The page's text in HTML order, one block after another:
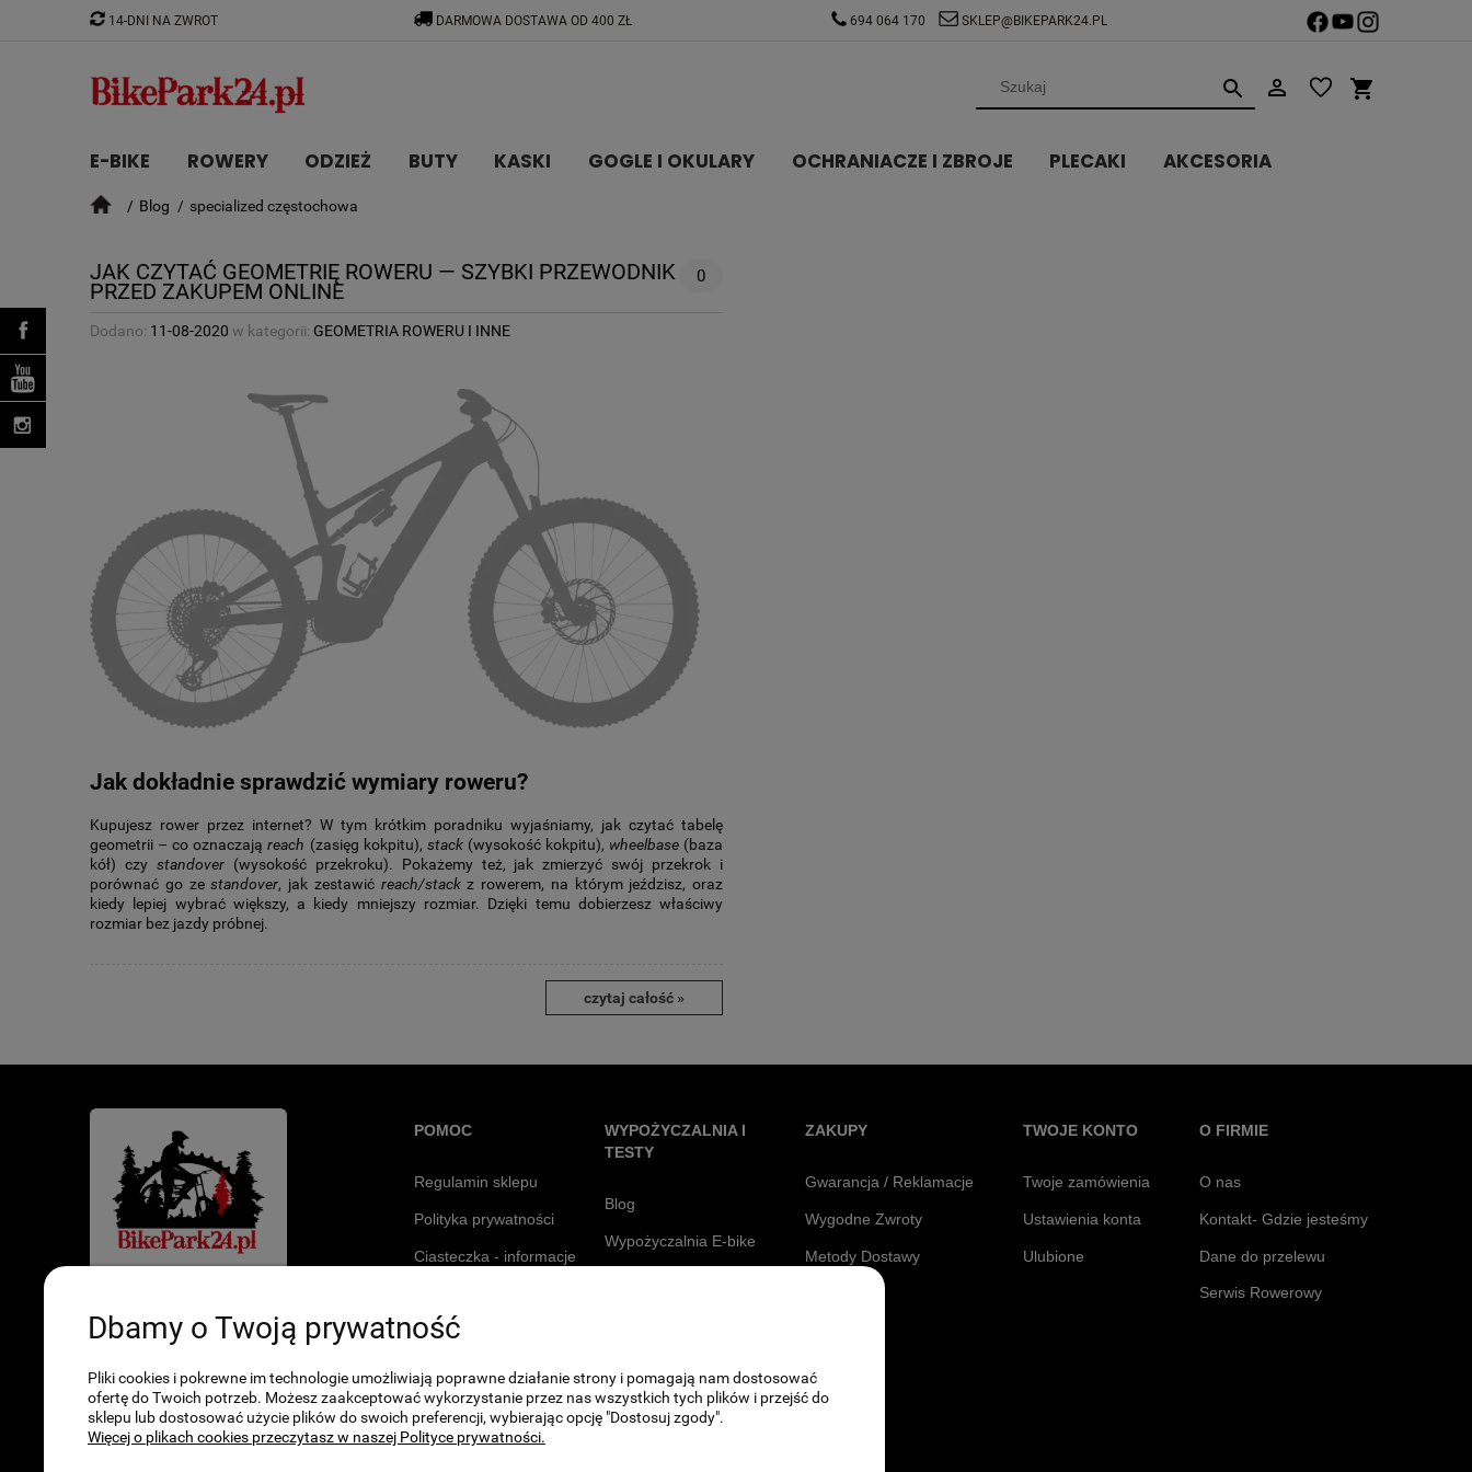
14-DNI NA ZWROT DARMOWA DOSTAWA OD 400 ZŁ 694 064 170 SKLEP@BIKEPARK24.PL
E-BIKE ROWERY ODZIEŻ BUTY KASKI GOGLE I OKULARY OCHRANIACZE I ZBROJE PLECAKI
AKCESORIA
CZĘŚCIBlog specialized częstochowa
JAK CZYTAĆ GEOMETRIĘ ROWERU — SZYBKI PRZEWODNIK
PRZED ZAKUPEM ONLINE
0
Dodano: 11-08-2020 w kategorii: GEOMETRIA ROWERU I INNE
Jak dokładnie sprawdzić wymiary roweru?
Kupujesz rower przez internet? W tym krótkim poradniku wyjaśniamy, jak czytać tabelę
geometrii – co oznaczająreach (zasięg kokpitu), stack(wysokość kokpitu), wheelbase (baza
kół) czy standover(wysokość przekroku). Pokażemy też, jak zmierzyć swój przekrok i
porównać go zestandover, jak zestawić reach/stackz rowerem, na którym jeździsz, oraz
kiedy lepiej wybrać większy, a kiedy mniejszy rozmiar. Dzięki temu dobierzesz właściwy
rozmiar bez jazdy próbnej.
czytaj całość »
ul. Warszawska 320
Godziny otwarcia
Poniedziałek - Piątek: 10:00 - 19:00
POMOC
Regulamin sklepu
Polityka prywatności
Ciasteczka - informacje
WYPOŻYCZALNIA I
TESTY
Blog
Wypożyczalnia E-bike
ZAKUPY
Gwarancja / Reklamacje
Wygodne Zwroty
Metody Dostawy
TWOJE KONTO
Twoje zamówienia
Ustawienia konta
Ulubione
O FIRMIE
O nas
Kontakt- Gdzie jesteśmy
Dane do przelewu
Serwis Rowerowy
Dbamy o Twoją prywatność
Pliki cookies i pokrewne im technologie umożliwiają poprawne działanie strony i pomagają nam dostosować
ofertę do Twoich potrzeb. Możesz zaakceptować wykorzystanie przez nas wszystkich tych plików i przejść do
sklepu lub dostosować użycie plików do swoich preferencji, wybierając opcję "Dostosuj zgody".
Więcej o plikach cookies przeczytasz w naszej Polityce prywatności.